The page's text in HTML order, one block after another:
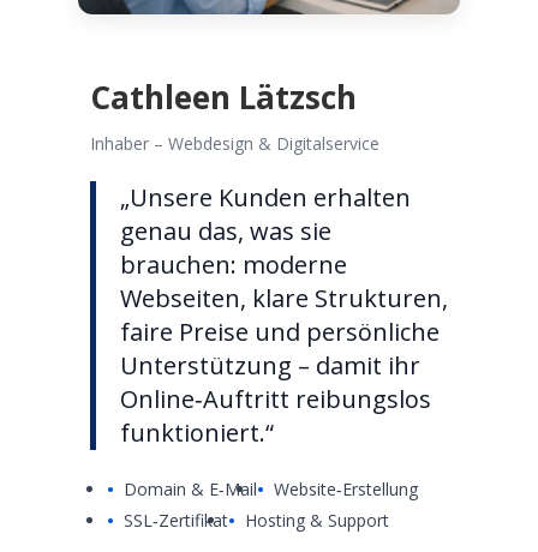
Cathleen Lätzsch
Inhaber – Webdesign & Digitalservice
„Unsere Kunden erhalten
genau das, was sie
brauchen: moderne
Webseiten, klare Strukturen,
faire Preise und persönliche
Unterstützung – damit ihr
Online‑Auftritt reibungslos
funktioniert.“
Domain & E‑Mail
Website‑Erstellung
SSL‑Zertifikat
Hosting & Support